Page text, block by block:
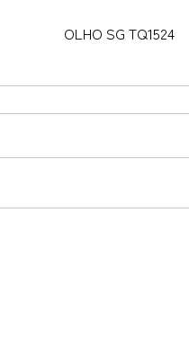
OLHO SG TQ1524